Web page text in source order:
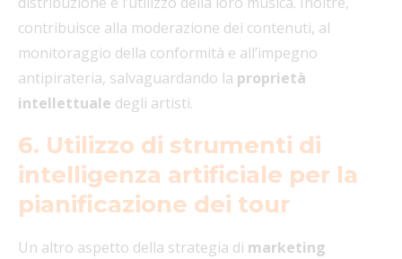
contribuisce alla moderazione dei contenuti, al
monitoraggio della conformità e all’impegno
antipirateria, salvaguardando la proprietà
intellettuale degli artisti.
6. Utilizzo di strumenti di
intelligenza artificiale per la
pianificazione dei tour
Un altro aspetto della strategia di marketing